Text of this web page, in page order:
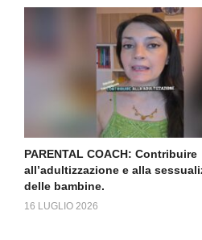
PARENTAL COACH: Contribuire
all’adultizzazione e alla
delle bambine.
16 LUGLIO 2026